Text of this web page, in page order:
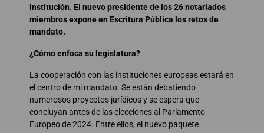
institución. El nuevo presidente de los 26 notariados
miembros expone en Escritura Pública los retos de
mandato.
¿Cómo enfoca su legislatura?
La cooperación con las instituciones europeas estará en
el centro de mi mandato. Se están debatiendo
numerosos proyectos jurídicos y se espera que
concluyan antes de las elecciones al Parlamento
Europeo de 2024. Entre ellos, el nuevo paquete